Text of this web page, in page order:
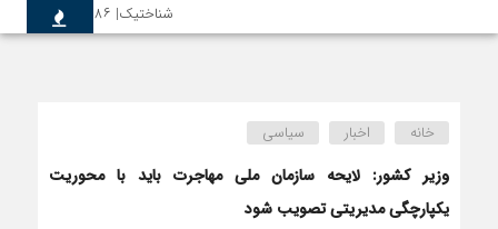
شناختیک| ۸۶ درصد مهاجران حامی ایران در جنگ؛ ۷۵ درصد مهاجران دولت چهاردهم را خیرخواه خود نمی‌دانند
رضا صادقی: بدرقه میهمان با توهین،
خانه اخبار سیاسی
وزیر کشور: لایحه سازمان ملی مهاجرت باید با محوریت
یکپارچگی مدیریتی تصویب شود